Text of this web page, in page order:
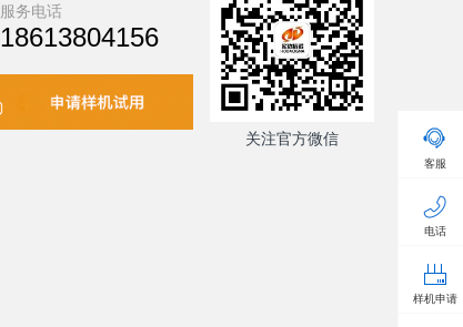
服务电话
18613804156
关注官方微信
客服
电话
样机申请